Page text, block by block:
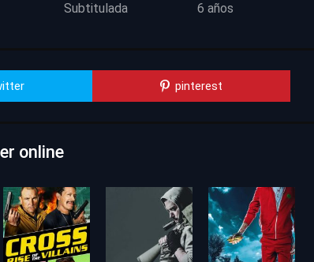
Subtitulada 6 años
pinterest
online